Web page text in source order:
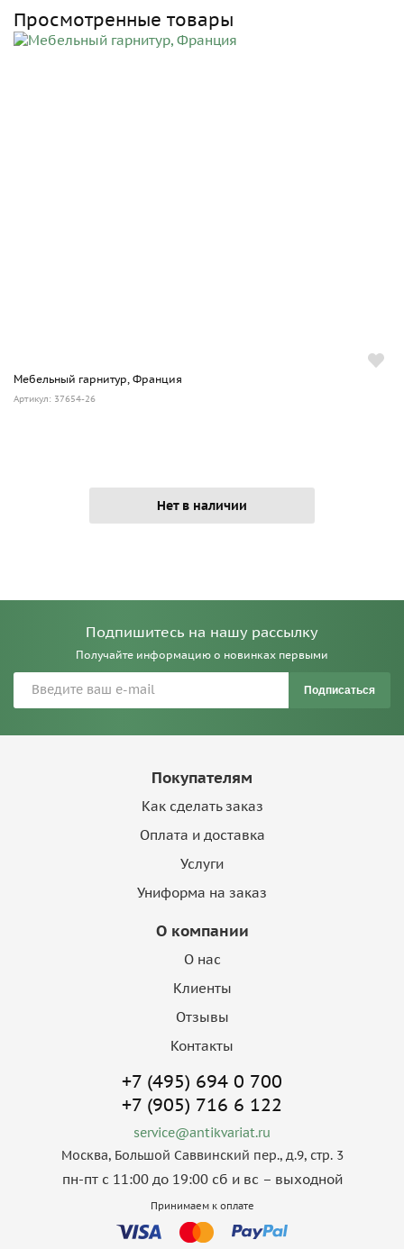
Просмотренные товары
Мебельный гарнитур, Франция
Артикул: 37654-26
Нет в наличии
Подпишитесь на нашу рассылку
Получайте информацию о новинках первыми
Подписаться
Покупателям
Как сделать заказ
Оплата и доставка
Услуги
Униформа на заказ
О компании
О нас
Клиенты
Отзывы
Контакты
+7 (495) 694 0 700
+7 (905) 716 6 122
service@antikvariat.ru
Москва, Большой Саввинский пер., д.9, стр. 3
пн-пт с 11:00 до 19:00 сб и вс – выходной
Принимаем к оплате